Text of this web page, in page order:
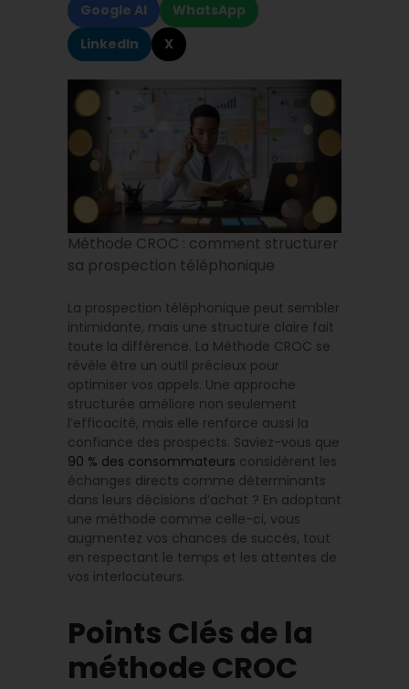
Google AI
WhatsApp
LinkedIn
X
Méthode CROC : comment structurer
sa prospection téléphonique
La prospection téléphonique peut sembler
intimidante, mais une structure claire fait
toute la différence. La Méthode CROC se
révèle être un outil précieux pour
optimiser vos appels. Une approche
structurée améliore non seulement
l’efficacité, mais elle renforce aussi la
confiance des prospects. Saviez-vous que
90 % des consommateurs considèrent les
échanges directs comme déterminants
dans leurs décisions d’achat ? En adoptant
une méthode comme celle-ci, vous
augmentez vos chances de succès, tout
en respectant le temps et les attentes de
vos interlocuteurs.
Points Clés de la
méthode CROC